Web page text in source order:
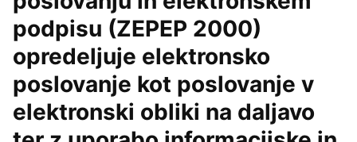
podpisu (ZEPEP 2000)
opredeljuje elektronsko
poslovanje kot poslovanje v
elektronski obliki na daljavo